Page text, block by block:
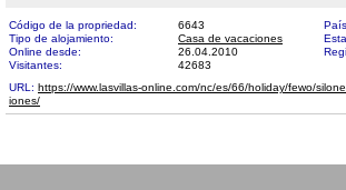
Código de la propriedad: 6643 País
Tipo de alojamiento:
Casa de vacaciones
Online desde:
26.04.2010
Visitantes:
42683
URL: https://www.lasvillas-online.com/nc/es/66/holiday/fewo/
iones/